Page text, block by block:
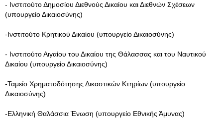
- Ινστιτούτο Δημοσίου Διεθνούς Δικαίου και Διεθνών Σχέσεων
(υπουργείο Δικαιοσύνης)
-Ινστιτούτο Κρητικού Δικαίου (υπουργείο Δικαιοσύνης)
- Ινστιτούτο Αιγαίου του Δικαίου της Θάλασσας και του Ναυτικού
Δικαίου (υπουργείο Δικαιοσύνης)
-Ταμείο Χρηματοδότησης Δικαστικών Κτηρίων (υπουργείο
Δικαιοσύνης)
-Ελληνική Θαλάσσια Ένωση (υπουργείο Εθνικής Άμυνας)